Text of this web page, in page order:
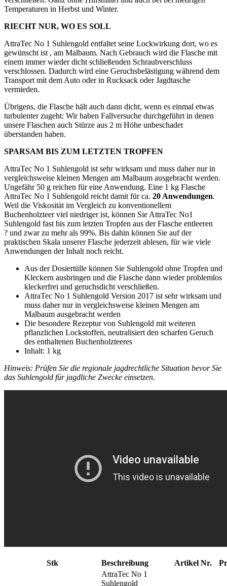
Temperaturen in Herbst und Winter.
RIECHT NUR, WO ES SOLL
AttraTec No 1 Suhlengold entfaltet seine Lockwirkung dort, wo es
gewünscht ist , am Malbaum. Nach Gebrauch wird die Flasche mit
einem immer wieder dicht schließenden Schraubverschluss
verschlossen. Dadurch wird eine Geruchsbelästigung während dem
Transport mit dem Auto oder in Rucksack oder Jagdtasche
vermieden.
Übrigens, die Flasche hält auch dann dicht, wenn es einmal etwas
turbulenter zugeht: Wir haben Fallversuche durchgeführt in denen
unsere Flaschen auch Stürze aus 2 m Höhe unbeschadet
überstanden haben.
SPARSAM BIS ZUM LETZTEN TROPFEN
AttraTec No 1 Suhlengold ist sehr wirksam und muss daher nur in
vergleichsweise kleinen Mengen am Malbaum ausgebracht werden.
Ungefähr 50 g reichen für eine Anwendung. Eine 1 kg Flasche
AttraTec No 1 Suhlengold reicht damit für ca. 20 Anwendungen.
Weil die Viskosität im Vergleich zu konventionellem
Buchenholzteer viel niedriger ist, können Sie AttraTec No1
Suhlengold fast bis zum letzten Tropfen aus der Flasche entleeren
? und zwar zu mehr als 99%. Bis dahin können Sie auf der
praktischen Skala unserer Flasche jederzeit ablesen, für wie viele
Anwendungen der Inhalt noch reicht.
Aus der Dosiertülle können Sie Suhlengold ohne Tropfen und
Kleckern ausbringen und die Flasche dann wieder problemlos
kleckerfrei und geruchsdicht verschließen.
AttraTec No 1 Suhlengold Version 2017 ist sehr wirksam und
muss daher nur in vergleichsweise kleinen Mengen am
Malbaum ausgebracht werden
Die besondere Rezeptur von Suhlengold mit weiteren
pflanzlichen Lockstoffen, neutralisiert den scharfen Geruch
des enthaltenen Buchenholzteeres
Inhalt: 1 kg
Hinweis: Prüfen Sie die regionale jagdrechtliche Situation bevor Sie
das Suhlengold für jagdliche Zwecke einsetzen.
Stk Beschreibung Artikel Nr.
AttraTec No 1
Suhlengold